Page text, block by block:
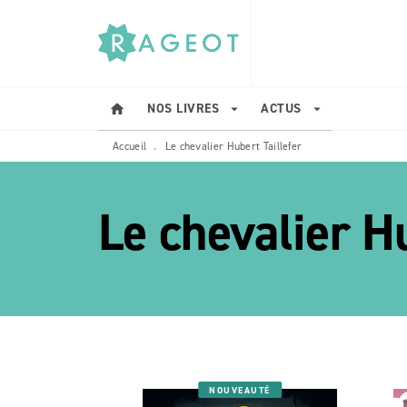
MENU RECHERCHE
home NOS LIVRES arrow_drop_down ACTUS arrow_drop_down
Accueil • Le chevalier Hubert Taillefer
Le chevalier
NOUVEAUTÉ